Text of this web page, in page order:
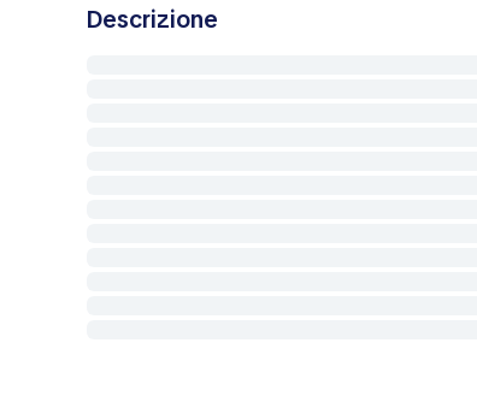
Descrizione